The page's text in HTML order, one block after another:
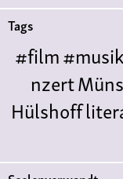
Tags
#film#musik
nzert
Hülshoff
Literature